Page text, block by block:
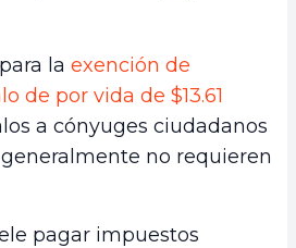
la exención de
de por vida de $13.61
a cónyuges ciudadanos
no requieren
pagar impuestos